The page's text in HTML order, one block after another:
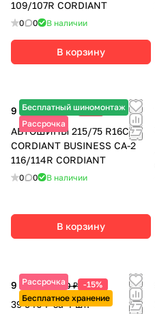
109/107R CORDIANT
0 0 В наличии
В корзину
Бесплатный шиномонтаж
Рассрочка
9 565 ₽10 510 ₽ -9%
АВТОШИНЫ 215/75 R16C
CORDIANT BUSINESS CA-2
116/114R CORDIANT
0 0 В наличии
В корзину
Рассрочка
Бесплатное хранение
9 885 ₽11 630 ₽ -15%
39 540 ₽ за 4 шт.